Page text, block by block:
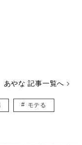
あやな 記事一覧へ
モテる